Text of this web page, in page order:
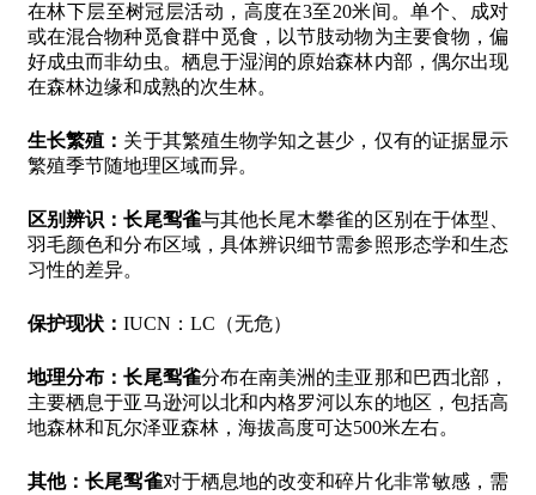
在林下层至树冠层活动，高度在3至20米间。单个、成对
或在混合物种觅食群中觅食，以节肢动物为主要食物，偏
好成虫而非幼虫。栖息于湿润的原始森林内部，偶尔出现
在森林边缘和成熟的次生林。
生长繁殖： 关于其繁殖生物学知之甚少，仅有的证据显示
繁殖季节随地理区域而异。
区别辨识：长尾䴕雀与其他长尾木攀雀的区别在于体型、
羽毛颜色和分布区域，具体辨识细节需参照形态学和生态
习性的差异。
保护现状： IUCN：LC（无危）
地理分布：长尾䴕雀分布在南美洲的圭亚那和巴西北部，
主要栖息于亚马逊河以北和内格罗河以东的地区，包括高
地森林和瓦尔泽亚森林，海拔高度可达500米左右。
其他：长尾䴕雀对于栖息地的改变和碎片化非常敏感，需